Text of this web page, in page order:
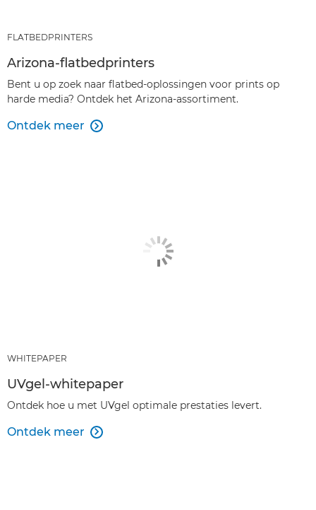
FLATBEDPRINTERS
Arizona-flatbedprinters
Bent u op zoek naar flatbed-oplossingen voor prints op
harde media? Ontdek het Arizona-assortiment.
Ontdek meer 
WHITEPAPER
UVgel-whitepaper
Ontdek hoe u met UVgel optimale prestaties levert.
Ontdek meer 